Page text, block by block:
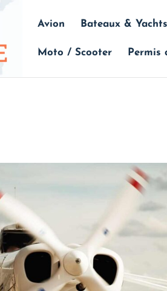
Avion Bateaux & Yachts
Moto / Scooter Permis